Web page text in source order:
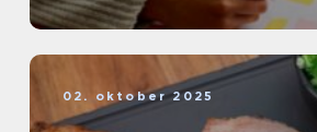
02. oktober 2025